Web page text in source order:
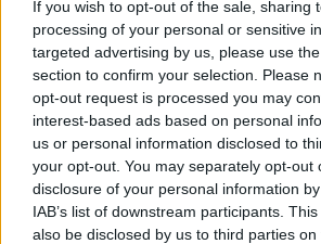
If you wish to opt-out of the sale, sharing
processing of your personal or sensitive
targeted advertising by us, please use
section to confirm your selection. Please
opt-out request is processed you may
interest-based ads based on personal
us or personal information disclosed to
your opt-out. You may separately opt-out
disclosure of your personal information
IAB’s list of downstream participants.
also be disclosed by us to third parties on
1987 Nelson Piquet
1988 Ayrton Senna
1989 Alain Prost
1990 Ayrton Senna
1991 Ayrton Senna
1992 Nigel Mansell
1993 Alain Prost
1994 Michael Schumacher